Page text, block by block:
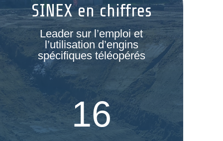
SINEX en chiffres
Leader sur l’emploi et
l’utilisation d’engins
spécifiques téléopérés
16